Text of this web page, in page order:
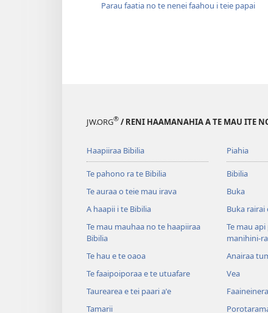
Parau faatia no te nenei faahou i teie papai
JW.ORG® / RENI HAAMANAHIA A TE MAU ITE
Haapiiraa Bibilia
Te pahono ra te Bibilia
Te auraa o teie mau irava
A haapii i te Bibilia
Te mau mauhaa no te haapiiraa
Bibilia
Te hau e te oaoa
Te faaipoiporaa e te utuafare
Taurearea e tei paari aˈe
Tamarii
Piahia
Bibilia
Buka
Buka rairai
Te mau
manihini-
Anairaa
Vea